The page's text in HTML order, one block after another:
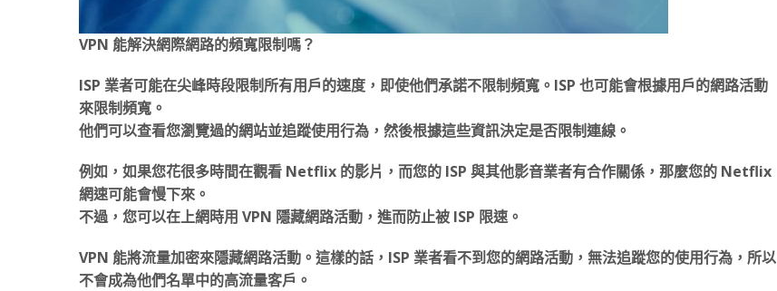
VPN 能解決網際網路的頻寬限制嗎？
ISP 業者可能在尖峰時段限制所有用戶的速度，即使他們承諾不限制頻寬。ISP 也可能會根據用戶的網路活動
來限制頻寬。
他們可以查看您瀏覽過的網站並追蹤使用行為，然後根據這些資訊決定是否限制連線。
例如，如果您花很多時間在觀看 Netflix 的影片，而您的 ISP 與其他影音業者有合作關係，那麼您的 Netflix
網速可能會慢下來。
不過，您可以在上網時用 VPN 隱藏網路活動，進而防止被 ISP 限速。
VPN 能將流量加密來隱藏網路活動。這樣的話，ISP 業者看不到您的網路活動，無法追蹤您的使用行為，所以
不會成為他們名單中的高流量客戶。